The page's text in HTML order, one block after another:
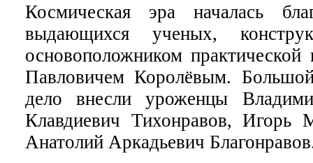
Космическая эра началась
выдающихся ученых,
основоположником практической
Павловичем Королёвым.
дело внесли уроженцы
Клавдиевич Тихонравов, Игорь
Анатолий Аркадьевич